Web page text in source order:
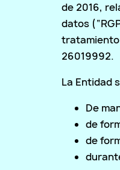
de 2016,
datos
tratamiento
26019992.
La Entidad
De
de
de